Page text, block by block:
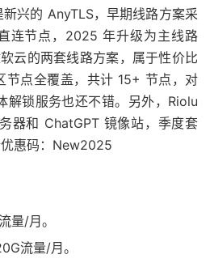
兴的 AnyTLS，早期线路方案采
连节点，2025 年升级为主线路
云的两套线路方案，属于性价比
节点全覆盖，共计 15+ 节点，对
锁服务也还不错。另外，Riolu
器和 ChatGPT 镜像站，季度套
惠码：New2025
量/月。
流量/月。